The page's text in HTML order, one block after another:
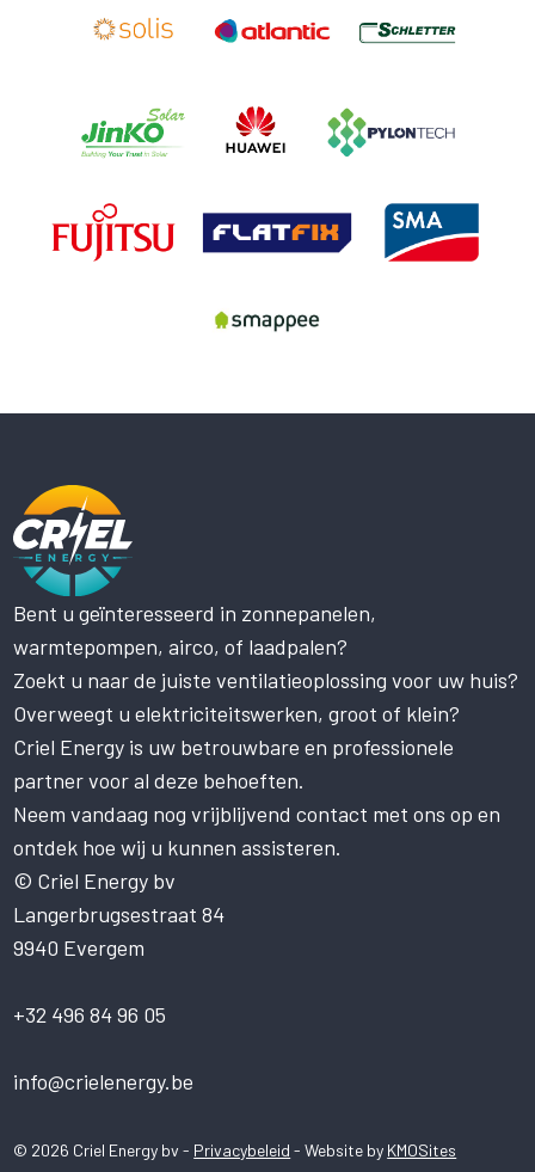
Bent u geïnteresseerd in zonnepanelen,
warmtepompen, airco, of laadpalen?
Zoekt u naar de juiste ventilatieoplossing voor uw huis?
Overweegt u elektriciteitswerken, groot of klein?
Criel Energy is uw betrouwbare en professionele
partner voor al deze behoeften.
Neem vandaag nog vrijblijvend contact met ons op en
ontdek hoe wij u kunnen assisteren.
© Criel Energy bv
Langerbrugsestraat 84
9940 Evergem
+32 496 84 96 05
info@crielenergy.be
© 2026 Criel Energy bv - Privacybeleid - Website by KMOSites
Deze website maakt gebruik
van cookies.
Deze website gebruikt cookies om uw
gebruikerservaring te verbeteren. Door
onze website te gebruiken, stemt u in met
alle cookies in overeenstemming met ons
Cookiebeleid.Lees verder
STRIKT NOODZAKELIJK
PRESTATIE
TARGETING
FUNCTIONEEL
NIET-GECLASSIFICEERD